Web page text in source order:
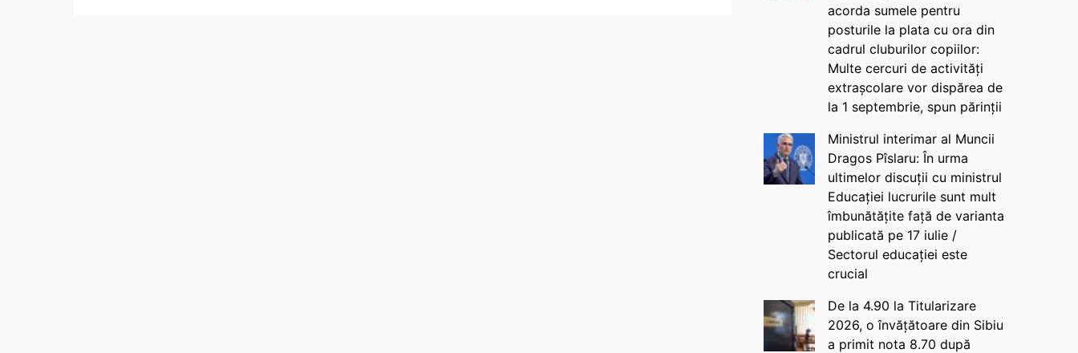
acorda sumele pentru
posturile la plata cu ora din
cadrul cluburilor copiilor:
Multe cercuri de activități
extrașcolare vor dispărea de
la 1 septembrie, spun părinții
Ministrul interimar al Muncii
Dragos Pîslaru: În urma
ultimelor discuții cu ministrul
Educației lucrurile sunt mult
îmbunătățite față de varianta
publicată pe 17 iulie /
Sectorul educației este
crucial
De la 4.90 la Titularizare
2026, o învățătoare din Sibiu
a primit nota 8.70 după